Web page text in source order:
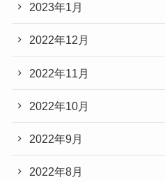
2023年1月
2022年12月
2022年11月
2022年10月
2022年9月
2022年8月